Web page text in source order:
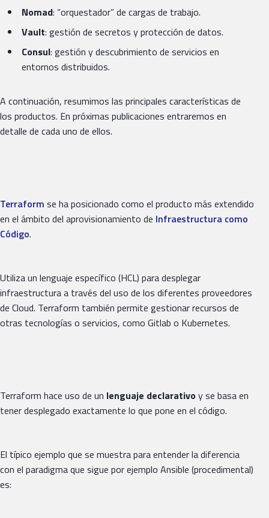
Nomad: “orquestador” de cargas de trabajo.
Vault: gestión de secretos y protección de datos.
Consul: gestión y descubrimiento de servicios en
entornos distribuidos.
A continuación, resumimos las principales características de
los productos. En próximas publicaciones entraremos en
detalle de cada uno de ellos.
Terraform se ha posicionado como el producto más extendido
en el ámbito del aprovisionamiento de Infraestructura como
Código.
Utiliza un lenguaje específico (HCL) para desplegar
infraestructura a través del uso de los diferentes proveedores
de Cloud. Terraform también permite gestionar recursos de
otras tecnologías o servicios, como Gitlab o Kubernetes.
Terraform hace uso de un lenguaje declarativoy se basa en
tener desplegado exactamente lo que pone en el código.
El típico ejemplo que se muestra para entender la diferencia
con el paradigma que sigue por ejemplo Ansible (procedimental)
es: